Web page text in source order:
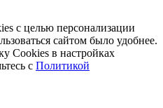
с целью персонализации
сайтом было удобнее.
Cookies в настройках
с Политикой